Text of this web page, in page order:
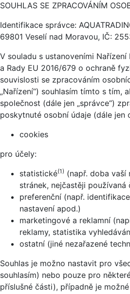
SOUHLAS SE ZPRACOVÁNÍM
Identifikace správce:
69801 Veselí nad Moravou, IČ:
V souladu s ustanoveními
a Rady EU 2016/679 o ochraně
souvislosti se zpracováním
„Nařízení“) souhlasím tímto s tím,
společnost (dále jen „správce“)
poskytnuté osobní údaje (dále jen
cookies
pro účely:
statistické(1) (např. doba vaší
stránek, nejčastěji používaná
preferenční (např.
nastavení apod.)
marketingové a reklamní
reklamy, statistika
ostatní (jiné nezařazené
Souhlas je možno nastavit pro
souhlasím) nebo pouze pro
příslušné části), případně je